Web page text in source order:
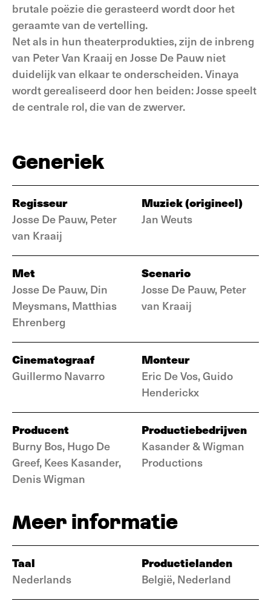
brutale poëzie die gerasteerd wordt door het
geraamte van de vertelling.
Net als in hun theaterprodukties, zijn de inbreng
van Peter Van Kraaij en Josse De Pauw niet
duidelijk van elkaar te onderscheiden. Vinaya
wordt gerealiseerd door hen beiden: Josse speelt
de centrale rol, die van de zwerver.
Generiek
Regisseur
Josse De Pauw, Peter
van Kraaij
Muziek (origineel)
Jan Weuts
Met
Josse De Pauw, Din
Meysmans, Matthias
Ehrenberg
Scenario
Josse De Pauw, Peter
van Kraaij
Cinematograaf
Guillermo Navarro
Monteur
Eric De Vos, Guido
Henderickx
Producent
Burny Bos, Hugo De
Greef, Kees Kasander,
Denis Wigman
Productiebedrijven
Kasander & Wigman
Productions
Meer informatie
Taal
Nederlands
Productielanden
België, Nederland